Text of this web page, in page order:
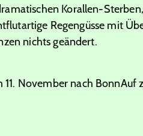
Korallen-
Regengüsse mit
nichts geändert.
Auf